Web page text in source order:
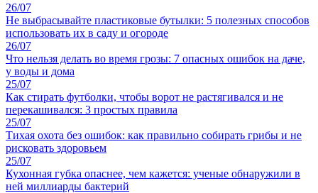
26/07
Не выбрасывайте пластиковые бутылки: 5 полезных способов
использовать их в саду и огороде
26/07
Что нельзя делать во время грозы: 7 опасных ошибок на даче,
у воды и дома
25/07
Как стирать футболки, чтобы ворот не растягивался и не
перекашивался: 3 простых правила
25/07
Тихая охота без ошибок: как правильно собирать грибы и не
рисковать здоровьем
25/07
Кухонная губка опаснее, чем кажется: ученые обнаружили в
ней миллиарды бактерий